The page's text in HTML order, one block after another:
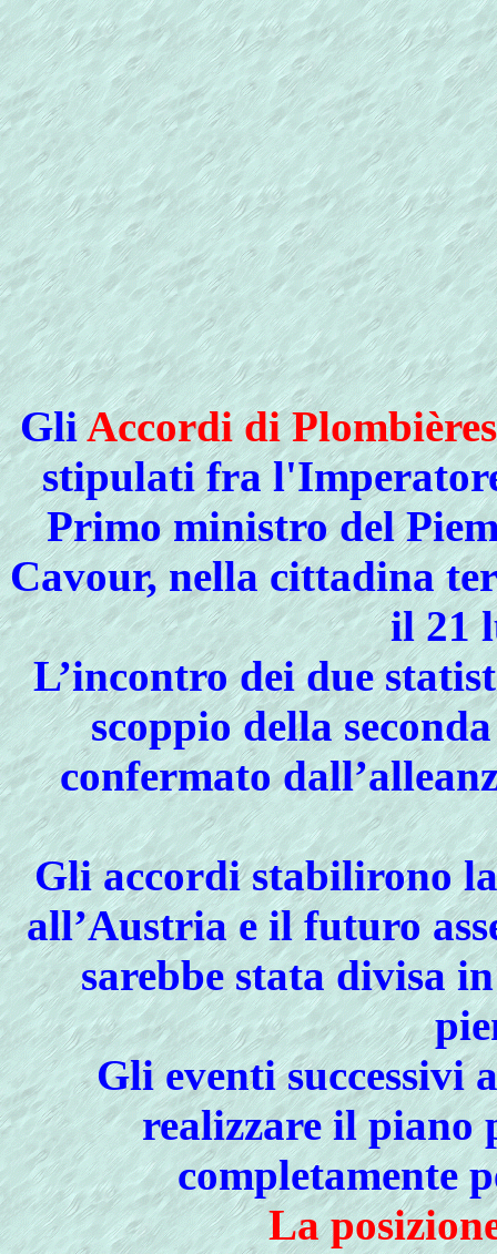
GliAccordi di Plombières
stipulati fra
Primo ministro del
Cavour, nella cittadina
il 21
L’incontro dei due
scoppio della
confermato
Gli accordi stabilirono
all’Austria e il futuro
sarebbe stata divisa
Gli eventi successivi
realizzare il piano
completamente
La